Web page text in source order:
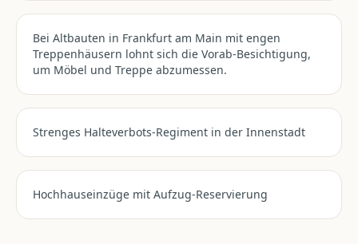
Bei Altbauten in Frankfurt am Main mit engen
Treppenhäusern lohnt sich die Vorab-Besichtigung,
um Möbel und Treppe abzumessen.
Strenges Halteverbots-Regiment in der Innenstadt
Hochhauseinzüge mit Aufzug-Reservierung